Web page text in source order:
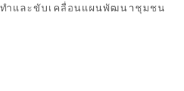
ำและขับเคลื่อนแผนพัฒนาชุมชน